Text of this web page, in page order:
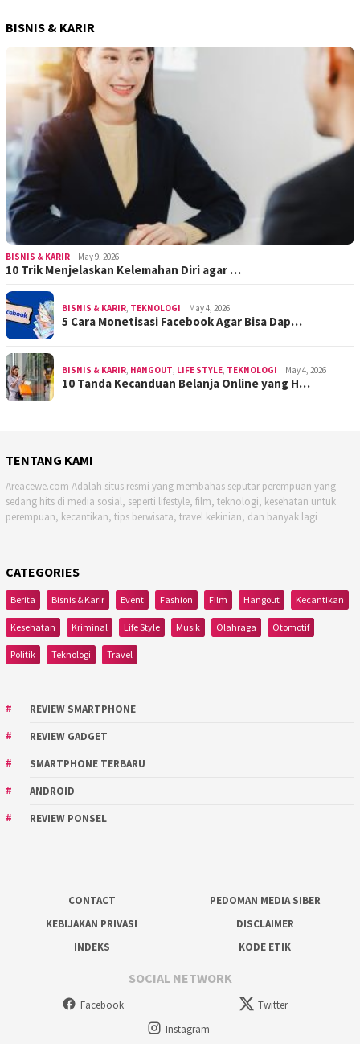
BISNIS & KARIR
BISNIS & KARIR May 9, 2026
10 Trik Menjelaskan Kelemahan Diri agar …
BISNIS & KARIR TEKNOLOGI May 4, 2026
5 Cara Monetisasi Facebook Agar Bisa Dap…
BISNIS & KARIR HANGOUT LIFE STYLE TEKNOLOGI May 4, 2026
10 Tanda Kecanduan Belanja Online yang H…
TENTANG KAMI
Areacewe.com Adalah situs resmi yang membahas seputar perempuan yang
sedang hits di media sosial, seperti lifestyle, film, teknologi, kesehatan untuk
perempuan, kecantikan, tips berwisata, travel kekinian, dan banyak lagi
CATEGORIES
Berita Bisnis & Karir Event Fashion Film Hangout Kecantikan
Kesehatan Kriminal Life Style Musik Olahraga Otomotif
Politik Teknologi Travel
REVIEW SMARTPHONE
REVIEW GADGET
SMARTPHONE TERBARU
ANDROID
REVIEW PONSEL
CONTACT
PEDOMAN MEDIA SIBER
KEBIJAKAN PRIVASI
DISCLAIMER
INDEKS
KODE ETIK
SOCIAL NETWORK
Facebook
Twitter
Instagram